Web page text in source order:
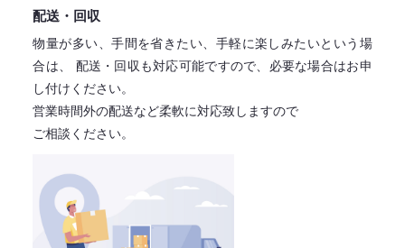
配送・回収
物量が多い、手間を省きたい、手軽に楽しみたいという場
合は、
配送・回収も対応可能ですので、必要な場合はお申
し付けください。
営業時間外の配送など柔軟に対応致しますので
ご相談ください。